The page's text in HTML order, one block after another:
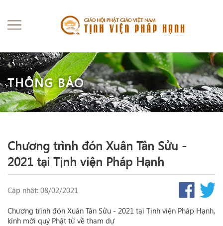
THÔNG BÁO
Chương trình đón Xuân Tân Sửu -
2021 tại Tịnh viện Pháp Hạnh
Cập nhật: 08/02/2021
Chương trình đón Xuân Tân Sửu - 2021 tại Tịnh viện Pháp Hạnh,
kính mời quý Phật tử về tham dự